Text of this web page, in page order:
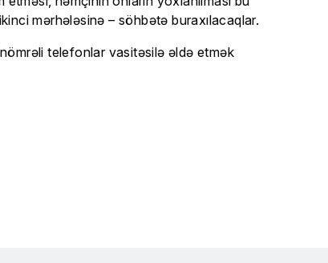
mərhələsinə – söhbətə buraxılacaqlar.
telefonlar vasitəsilə əldə etmək